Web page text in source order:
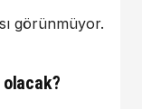
görünmüyor.
olacak?